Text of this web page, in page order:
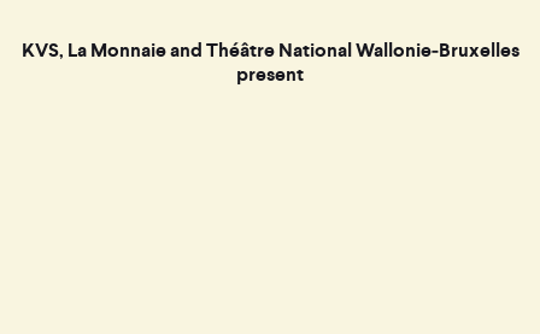
KVS, La Monnaie and Théâtre National Wallonie‑Bruxelles
present